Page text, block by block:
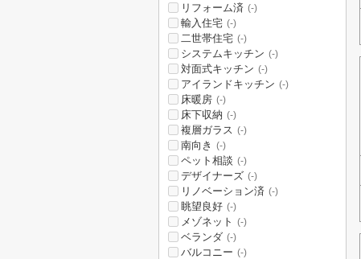
リフォーム済 (-)
輸入住宅 (-)
二世帯住宅 (-)
システムキッチン (-)
対面式キッチン (-)
アイランドキッチン (-)
床暖房 (-)
床下収納 (-)
複層ガラス (-)
南向き (-)
ペット相談 (-)
デザイナーズ (-)
リノベーション済 (-)
眺望良好 (-)
メゾネット (-)
ベランダ (-)
バルコニー (-)